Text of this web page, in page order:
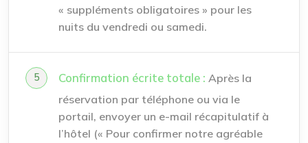
« suppléments obligatoires » pour les
nuits du vendredi ou samedi.
Confirmation écrite totale : Après la
réservation par téléphone ou via le
portail, envoyer un e-mail récapitulatif à
l’hôtel (« Pour confirmer notre agréable